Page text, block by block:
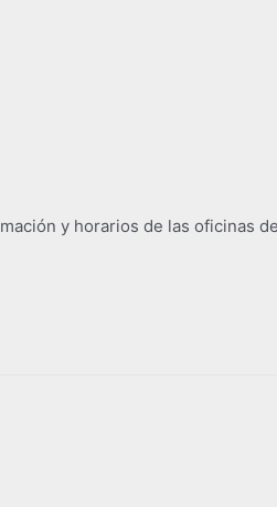
y horarios de las oficinas